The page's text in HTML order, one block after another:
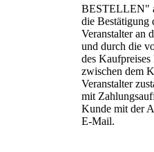
BESTELLEN"
die Bestätigung
Veranstalter an
und durch die
des
zwischen dem
Veranstalter
mit
Kunde mit der
E-Mail.